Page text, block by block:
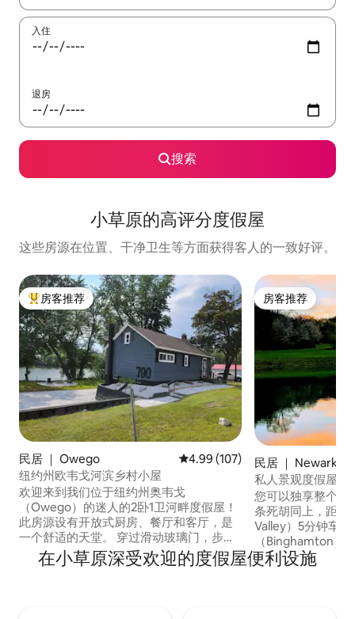
入住
退房
搜索
小草原的高评分度假屋
这些房源在位置、干净卫生等方面获得客人的一致好评。
热门「房客推荐」
房客推荐
民居 ｜ Owego 平均评分 4.99 分（满分 5 分），
4.99 (107)
纽约州欧韦戈河滨乡村小屋
欢迎来到我们位于纽约州奥韦戈
（Owego）的迷人的2卧1卫河畔度假屋！
此房源设有开放式厨房、餐厅和客厅，是
一个舒适的天堂。 穿过滑动玻璃门，步入
大型露台，在那里，萨斯奎哈纳河的美景
尽收眼底。 您可以逛逛奥韦戈（Owego）
房客推荐
房客推荐
民居 ｜ Newark
私人景观度假屋
您可以独享整个房
条死胡同上，距
Valley）5分钟车
（Binghamton）
伊萨卡（Ithaca）仅30
带开放式公共区
在小草原深受欢迎的度假屋便利设施